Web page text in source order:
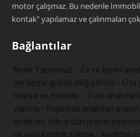
motor çalışmaz. Bu nedenle
kontak" yapılamaz ve çalınmaları
Bağlantılar
Neler Yapıyoruz: - Ev ve İşyeri
yenileme göbek değiştirme - Oto
marka ve modele. - Tüm
yapma - Kaybolan anahtarı
anahtarı tekrardan aracın
ve yeni kontak takma - Anahtarı